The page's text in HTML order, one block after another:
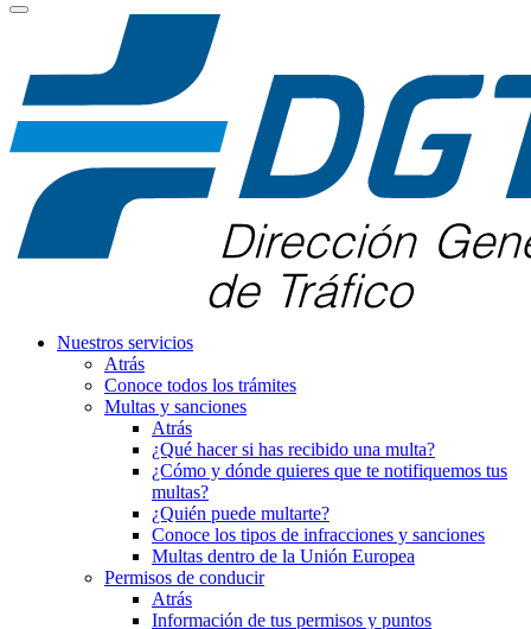
Nuestros servicios
Atrás
Conoce todos los trámites
Multas y sanciones
Atrás
¿Qué hacer si has recibido una multa?
¿Cómo y dónde quieres que te notifiquemos tus
multas?
¿Quién puede multarte?
Conoce los tipos de infracciones y sanciones
Multas dentro de la Unión Europea
Permisos de conducir
Atrás
Información de tus permisos y puntos